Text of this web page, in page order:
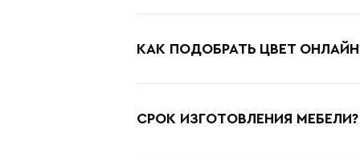
КАК ПОДОБРАТЬ ЦВЕТ
СРОК ИЗГОТОВЛЕНИЯ МЕБЕЛИ?